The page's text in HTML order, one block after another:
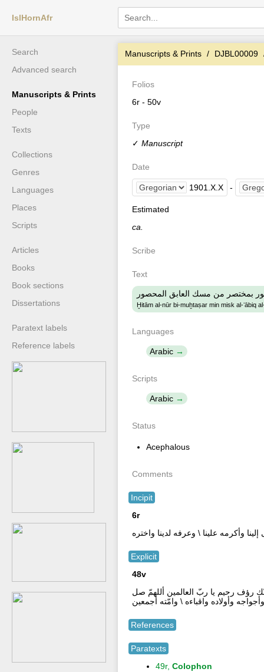
IslHornAfr
Search
Advanced search
Manuscripts & Prints
People
Texts
Collections
Genres
Languages
Places
Scripts
Articles
Books
Book sections
Dissertations
Paratext labels
Reference labels
Manuscripts & Prints DJBL00009
Folios
6r - 50v
Type
✓ Manuscript
Date
1901 X X -
Estimated
ca.
Scribe
Text
بمختصر من مسك العابق المحصور
Ḫitām al-nūr bi-muḫtaṣar min misk al-ʻābiq
Languages
Arabic
Scripts
Arabic
Status
Acephalous
Comments
Incipit
6r
وأكرمه علينا \ وعرفه لدينا واختره
Explicit
48v
أنّك رؤف رحيم يا ربّ العالمين أللهمّ صل
وأولاده واقباءه \ وامّته أجمعين
References
Paratexts
49r, Colophon